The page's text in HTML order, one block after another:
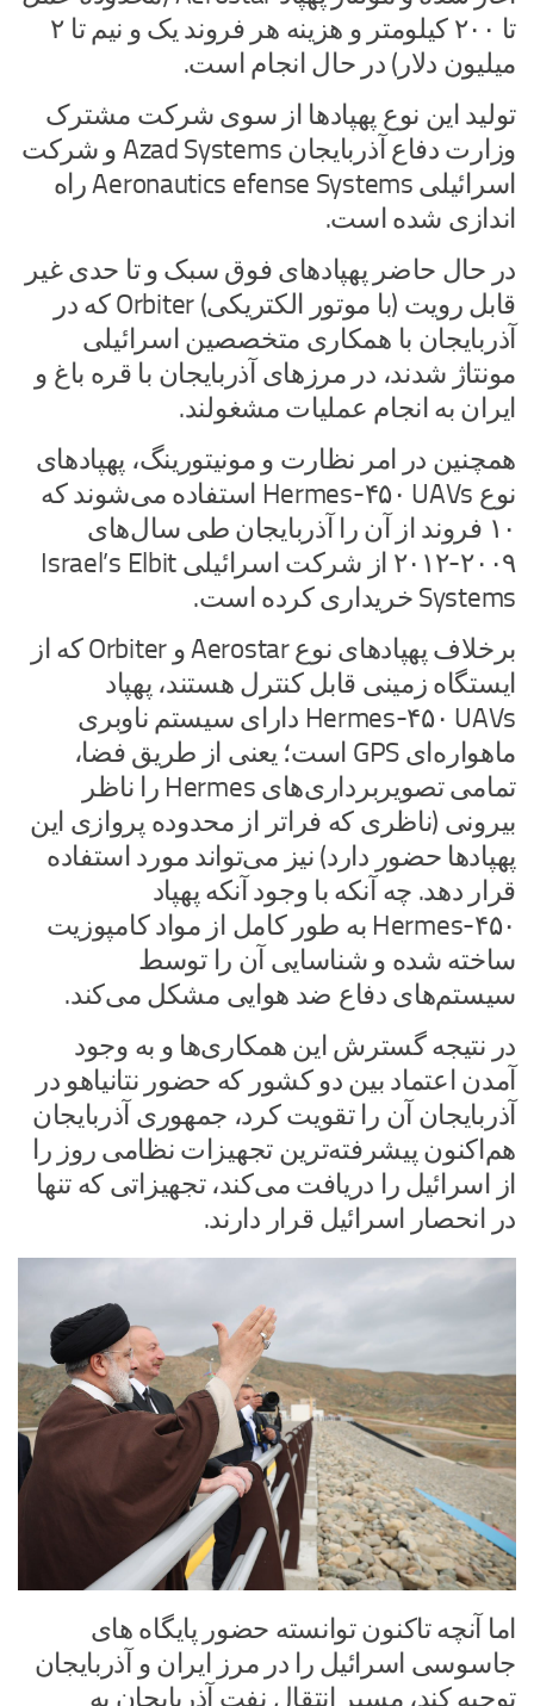
تا ۲۰۰ کیلومتر و هزینه هر فروند یک و نیم تا ۲
میلیون دلار) در حال انجام است.
تولید این نوع پهپادها از سوی شرکت مشترک
وزارت دفاع آذربایجان Azad Systems و شرکت
اسرائیلی Aeronautics efense Systems راه
اندازی شده است.
در حال حاضر پهپادهای فوق سبک و تا حدی غیر
قابل رویت (با موتور الکتریکی) Orbiter که در
آذربایجان با همکاری متخصصین اسرائیلی
مونتاژ شدند، در مرزهای آذربایجان با قره باغ و
ایران به انجام عملیات مشغولند.
همچنین در امر نظارت و مونیتورینگ، پهپادهای
نوع Hermes-۴۵۰ UAVs استفاده می‌شوند که
۱۰ فروند از آن را آذربایجان طی سال‌های
۲۰۰۹-۲۰۱۲ از شرکت اسرائیلی Israel’s Elbit
Systems خریداری کرده است.
برخلاف پهپادهای نوع Aerostar و Orbiter که از
ایستگاه زمینی قابل کنترل هستند، پهپاد
Hermes-۴۵۰ UAVs دارای سیستم ناوبری
ماهواره‌ای GPS است؛ یعنی از طریق فضا،
تمامی تصویربرداری‌های Hermes را ناظر
بیرونی (ناظری که فراتر از محدوده پروازی این
پهپادها حضور دارد) نیز می‌تواند مورد استفاده
قرار دهد. چه آنکه با وجود آنکه پهپاد
Hermes-۴۵۰ به طور کامل از مواد کامپوزیت
ساخته شده و شناسایی آن را توسط
سیستم‌های دفاع ضد هوایی مشکل می‌کند.
در نتیجه گسترش این همکاری‌ها و به وجود
آمدن اعتماد بین دو کشور که حضور نتانیاهو در
آذربایجان آن را تقویت کرد، جمهوری آذربایجان
هم‌اکنون پیشرفته‌ترین تجهیزات نظامی روز را
از اسرائیل را دریافت می‌کند، تجهیزاتی که تنها
در انحصار اسرائیل قرار دارند.
اما آنچه تاکنون توانسته حضور پایگاه های
جاسوسی اسرائیل را در مرز ایران و آذربایجان
توجیه کند، مسیر انتقال نفت آذربایجان به